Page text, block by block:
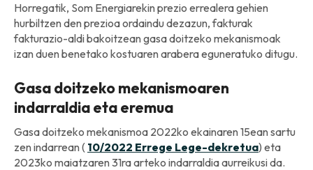
Horregatik, Som Energiarekin prezio errealera gehien
hurbiltzen den prezioa ordaindu dezazun, fakturak
fakturazio-aldi bakoitzean gasa doitzeko mekanismoak
izan duen benetako kostuaren arabera eguneratuko ditugu.
Gasa doitzeko mekanismoaren
indarraldia eta eremua
Gasa doitzeko mekanismoa 2022ko ekainaren 15ean sartu
zen indarrean ( 10/2022 Errege Lege-dekretua) eta
2023ko maiatzaren 31ra arteko indarraldia aurreikusi da.